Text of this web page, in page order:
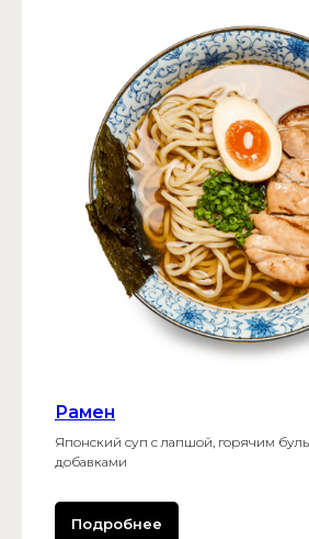
Рамен
Японский суп с лапшой, горячим
добавками
Подробнее